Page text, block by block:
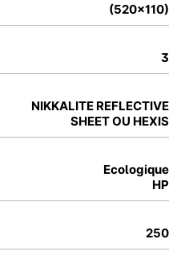
(520x110)
3
NIKKALITE REFLECTIVE
SHEET OU HEXIS
Ecologique
HP
250